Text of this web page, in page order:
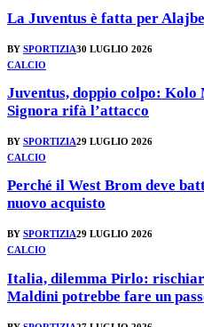
La Juventus è fatta per
BY SPORTIZIA30 LUGLIO 2026
CALCIO
Juventus, doppio colpo: Kolo
Signora rifà l’attacco
BY SPORTIZIA29 LUGLIO 2026
CALCIO
Perché il West Brom deve
nuovo acquisto
BY SPORTIZIA29 LUGLIO 2026
CALCIO
Italia, dilemma Pirlo:
Maldini potrebbe fare un